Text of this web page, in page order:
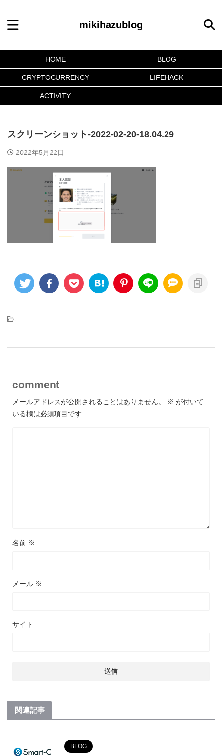
mikihazublog
HOME BLOG
CRYPTOCURRENCY LIFEHACK
ACTIVITY
スクリーンショット-2022-02-20-18.04.29
2022年5月22日
-
comment
メールアドレスが公開されることはありません。 ※ が付いて
いる欄は必須項目です
名前 ※
メール ※
サイト
関連記事
BLOG